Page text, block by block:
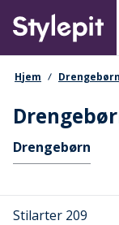
main
content
Primary
Hjem Drengebørn
Hurtige links
Drengebørn
Stilarter 209